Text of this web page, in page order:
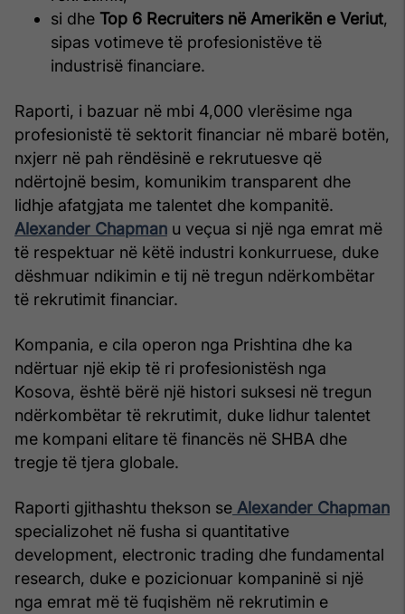
si dhe Top 6 Recruiters në Amerikën e Veriut,
sipas votimeve të profesionistëve të
industrisë financiare.
Raporti, i bazuar në mbi 4,000 vlerësime nga
profesionistë të sektorit financiar në mbarë botën,
nxjerr në pah rëndësinë e rekrutuesve që
ndërtojnë besim, komunikim transparent dhe
lidhje afatgjata me talentet dhe kompanitë.
Alexander Chapman u veçua si një nga emrat më
të respektuar në këtë industri konkurruese, duke
dëshmuar ndikimin e tij në tregun ndërkombëtar
të rekrutimit financiar.
Kompania, e cila operon nga Prishtina dhe ka
ndërtuar një ekip të ri profesionistësh nga
Kosova, është bërë një histori suksesi në tregun
ndërkombëtar të rekrutimit, duke lidhur talentet
me kompani elitare të financës në SHBA dhe
tregje të tjera globale.
Raporti gjithashtu thekson se Alexander Chapman
specializohet në fusha si quantitative
development, electronic trading dhe fundamental
research, duke e pozicionuar kompaninë si një
nga emrat më të fuqishëm në rekrutimin e